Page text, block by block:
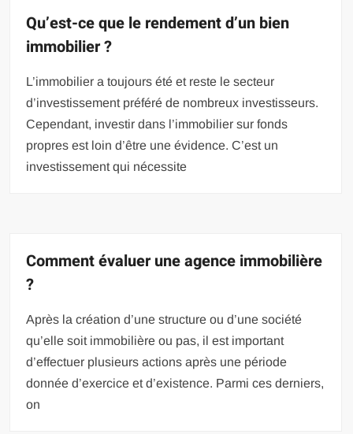
Qu’est-ce que le rendement d’un bien
immobilier ?
L’immobilier a toujours été et reste le secteur
d’investissement préféré de nombreux investisseurs.
Cependant, investir dans l’immobilier sur fonds
propres est loin d’être une évidence. C’est un
investissement qui nécessite
Comment évaluer une agence immobilière
?
Après la création d’une structure ou d’une société
qu’elle soit immobilière ou pas, il est important
d’effectuer plusieurs actions après une période
donnée d’exercice et d’existence. Parmi ces derniers,
on